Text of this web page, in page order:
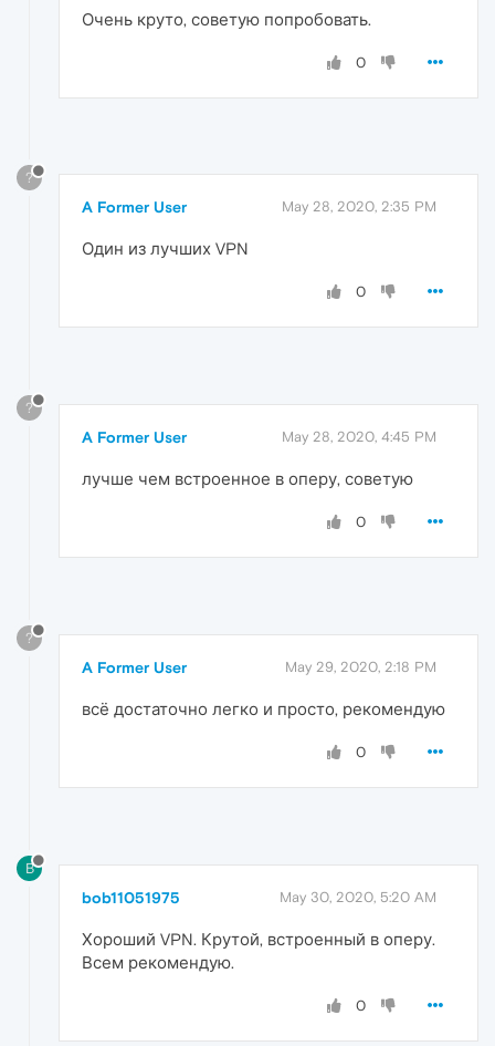
Очень круто, советую попробовать.
0
?
A Former User May 28, 2020, 2:35 PM
Один из лучших VPN
0
?
A Former User May 28, 2020, 4:45 PM
лучше чем встроенное в оперу, советую
0
?
A Former User May 29, 2020, 2:18 PM
всё достаточно легко и просто, рекомендую
0
B
bob11051975 May 30, 2020, 5:20 AM
Хороший VPN. Крутой, встроенный в оперу.
Всем рекомендую.
0